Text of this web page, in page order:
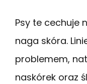
Psy te cechuje
naga skóra.
problemem,
naskórek oraz